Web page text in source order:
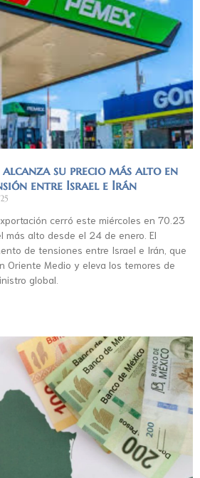
su precio más alto en
entre Israel e Irán
cerró este miércoles en 70.23
más alto desde el 24 de enero. El
de tensiones entre Israel e Irán, que
Oriente Medio y eleva los temores de
global.